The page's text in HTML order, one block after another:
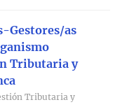
Gestores/as
Tributaria y
Tributaria y